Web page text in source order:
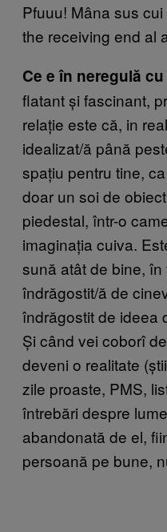
Pfuuu! Mâna sus
the receiving end al
Ce e în neregulă
flatant și fascinant,
relație este că, in
idealizat/ă până
spațiu pentru tine,
doar un soi de
piedestal, într-o
imaginația cuiva.
sună atât de bine,
îndrăgostit/ă de
îndrăgostit de ideea
Și când vei coborî
deveni o realitate
zile proaste, PMS,
întrebări despre
abandonată de el,
persoană pe bune,